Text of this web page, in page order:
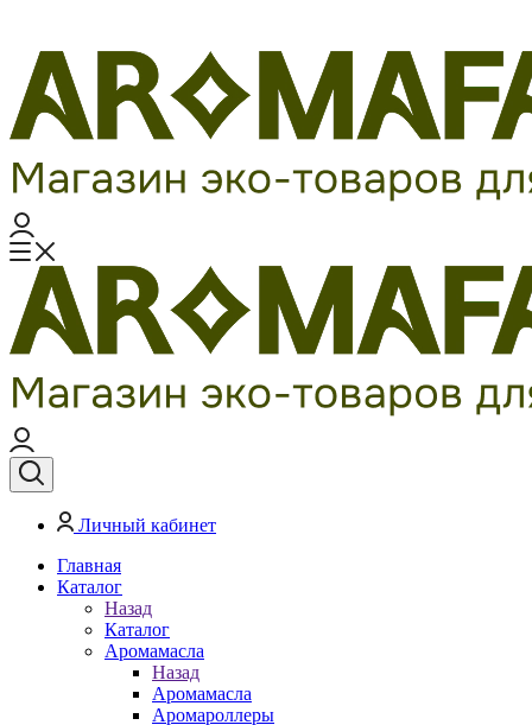
Личный кабинет
Главная
Каталог
Назад
Каталог
Аромамасла
Назад
Аромамасла
Аромароллеры